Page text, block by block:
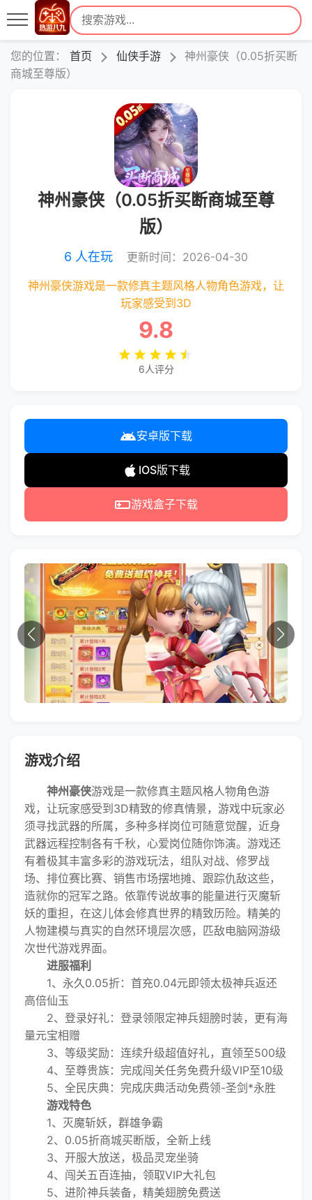
您的位置： 首页 仙侠手游
神州豪侠（0.05折买断
商城至尊版）
神州豪侠（0.05折买断商城至尊
版）
6 人在玩 更新时间：2026-04-30
神州豪侠游戏是一款修真主题风格人物角色游戏，让
玩家感受到3D
9.8
6人评分
安卓版下载
IOS版下载
游戏盒子下载
游戏介绍
神州豪侠游戏是一款修真主题风格人物角色游
戏，让玩家感受到3D精致的修真情景，游戏中玩家必
须寻找武器的所属，多种多样岗位可随意觉醒，近身
武器远程控制各有千秋，心爱岗位随你饰演。游戏还
有着极其丰富多彩的游戏玩法，组队对战、修罗战
场、排位赛比赛、销售市场摆地摊、跟踪仇敌这些，
造就你的冠军之路。依靠传说故事的能量进行灭魔斩
妖的重担，在这儿体会修真世界的精致历险。精美的
人物建模与真实的自然环境层次感，匹敌电脑网游级
次世代游戏界面。
进服福利
1、永久0.05折：首充0.04元即领太极神兵返还
高倍仙玉
2、登录好礼：登录领限定神兵翅膀时装，更有海
量元宝相赠
3、等级奖励：连续升级超值好礼，直领至500级
4、至尊贵族：完成闯关任务免费升级VIP至10级
5、全民庆典：完成庆典活动免费领-圣剑*永胜
游戏特色
1、灭魔斩妖，群雄争霸
2、0.05折商城买断版，全新上线
3、开服大放送，极品灵宠坐骑
4、闯关五百连抽，领取VIP大礼包
5、进阶神兵装备，精美翅膀免费送